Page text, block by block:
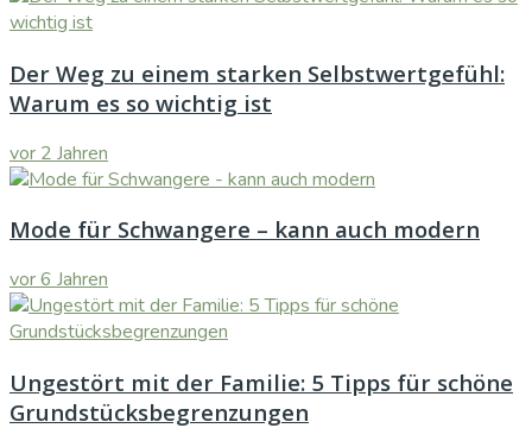
Der Weg zu einem starken Selbstwertgefühl:
Warum es so wichtig ist
vor 2 Jahren
Mode für Schwangere – kann auch modern
vor 6 Jahren
Ungestört mit der Familie: 5 Tipps für schöne
Grundstücksbegrenzungen